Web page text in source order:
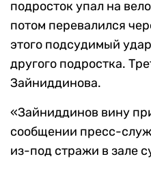
подросток упал на
потом перевалился
этого подсудимый
другого подростка.
Зайниддинова.
«Зайниддинов вину
сообщении пресс-
из-под стражи в зале